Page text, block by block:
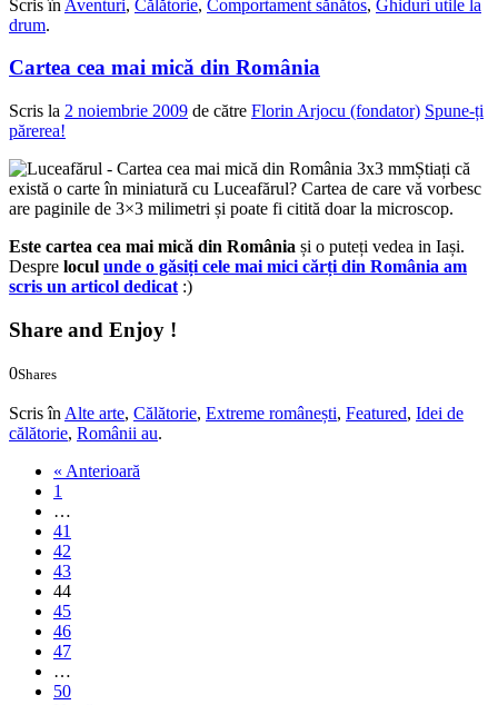
Scris înAventuri, Călătorie, Comportament sănătos, Ghiduri utile la
drum.
Cartea cea mai mică din România
Scris la 2 noiembrie 2009 de către Florin Arjocu (fondator) Spune-ți
părerea!
Știați că
există o carte în miniatură cu Luceafărul? Cartea de care vă vorbesc
are paginile de 3×3 milimetri și poate fi citită doar la microscop.
Este cartea cea mai mică din România și o puteți vedea in Iași.
Despre locul unde o găsiți cele mai mici cărți din România am
scris un articol dedicat:)
Share and Enjoy !
0Shares
Scris înAlte arte, Călătorie, Extreme românești, Featured, Idei de
călătorie, Românii au.
« Anterioară
1
…
41
42
43
44
45
46
47
…
50